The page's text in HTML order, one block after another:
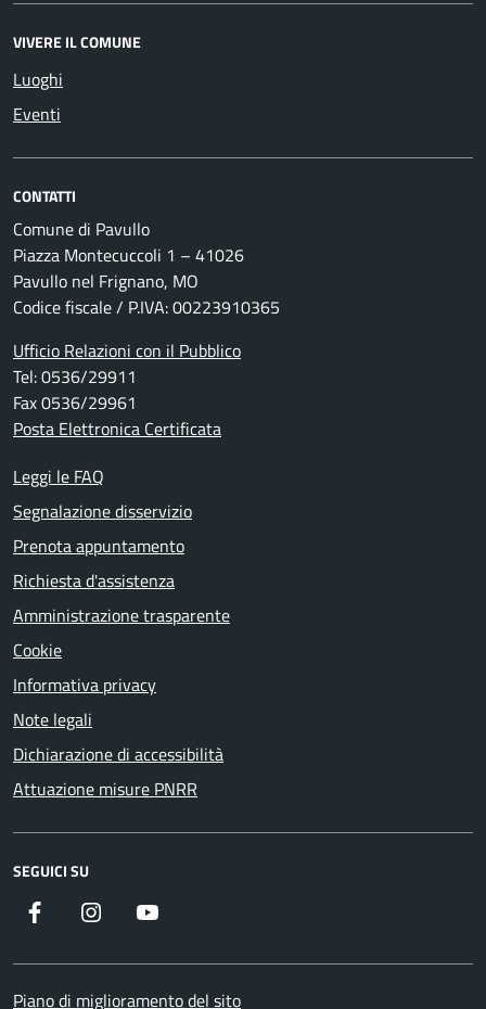
VIVERE IL COMUNE
Luoghi
Eventi
CONTATTI
Comune di Pavullo
Piazza Montecuccoli 1 – 41026
Pavullo nel Frignano, MO
Codice fiscale / P.IVA: 00223910365
Ufficio Relazioni con il Pubblico
Tel: 0536/29911
Fax 0536/29961
Posta Elettronica Certificata
Leggi le FAQ
Segnalazione disservizio
Prenota appuntamento
Richiesta d'assistenza
Amministrazione trasparente
Cookie
Informativa privacy
Note legali
Dichiarazione di accessibilità
Attuazione misure PNRR
SEGUICI SU
Facebook Instagram
Piano di miglioramento del sito